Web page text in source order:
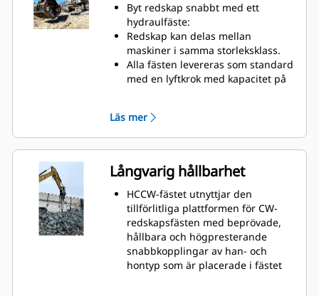
Byt redskap snabbt med ett
hydraulfäste:
Redskap kan delas mellan
maskiner i samma storleksklass.
Alla fästen levereras som standard
med en lyftkrok med kapacitet på
Läs mer
Långvarig hållbarhet
HCCW-fästet utnyttjar den
tillförlitliga plattformen för CW-
redskapsfästen med beprövade,
hållbara och högpresterande
snabbkopplingar av han- och
hontyp som är placerade i fästet